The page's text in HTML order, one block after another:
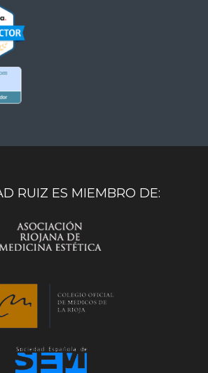
RUIZ ES MIEMBRO DE: